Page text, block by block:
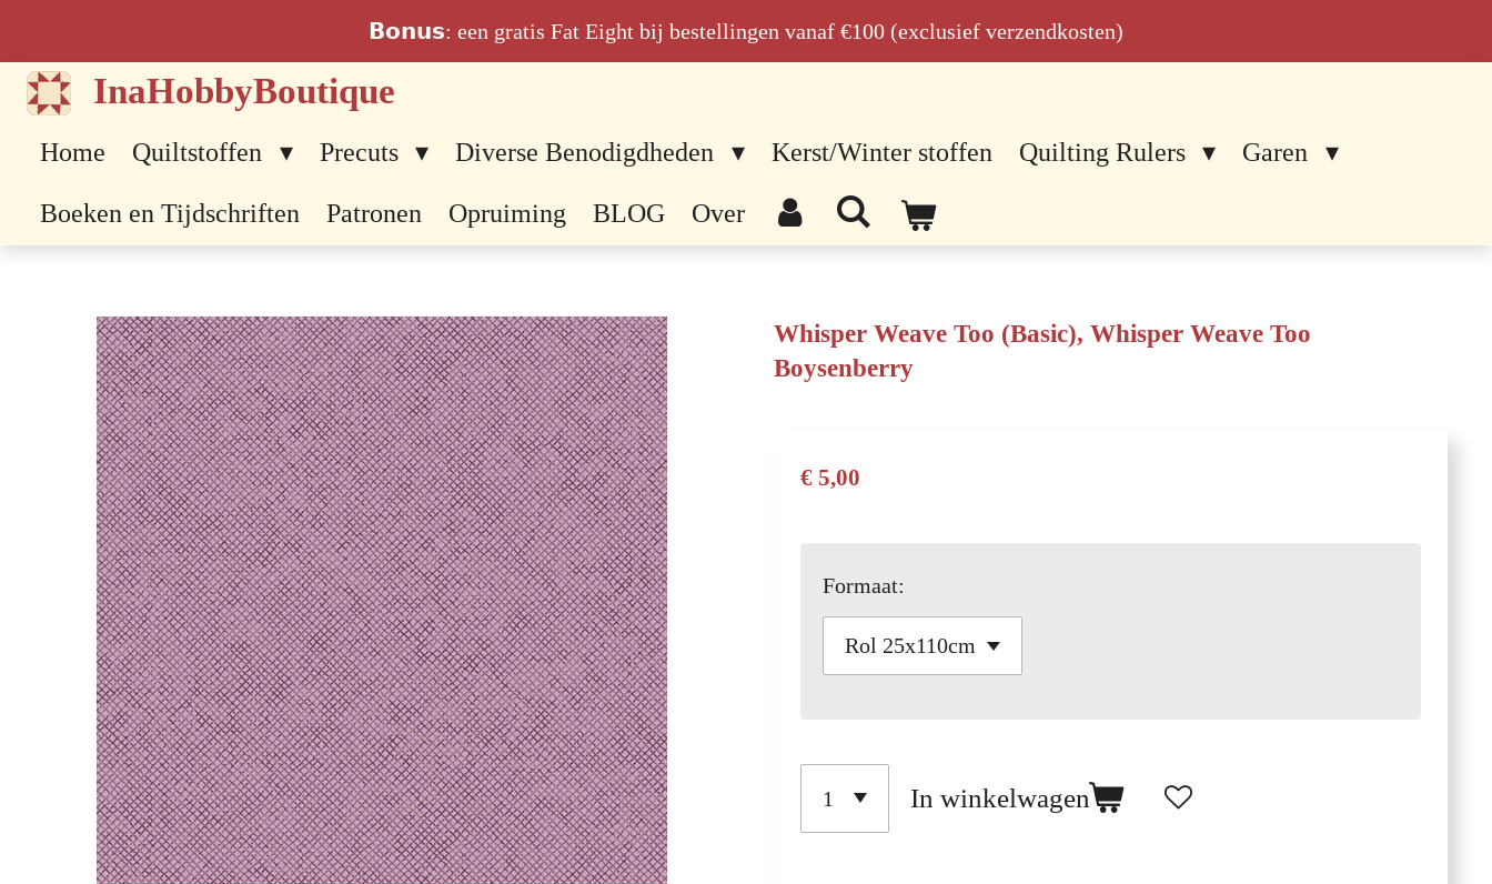
direct
naar
𝗕𝗼𝗻𝘂𝘀: een gratis Fat Eight bij bestellingen vanaf €100 (exclusief verzendkosten)
InaHobbyBoutique
Home Quiltstoffen Precuts Diverse Benodigdheden Kerst/Winter stoffen Quilting Rulers Garen
Boeken en Tijdschriften Patronen Opruiming BLOG Over
Whisper Weave Too (Basic), Whisper Weave Too
Boysenberry
€ 5,00
Formaat:
In winkelwagen